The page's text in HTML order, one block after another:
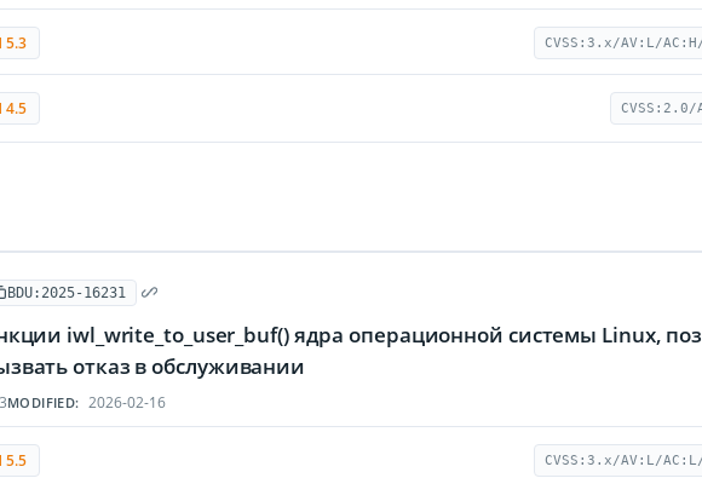
5.3 CVSS:3.x/AV:L/
4.5
BDU:2025-16231
iwl_write_to_user_buf() ядра операционной системы Linux,
отказ в обслуживании
MODIFIED: 2026-02-16
5.5 CVSS:3.x/AV:L/